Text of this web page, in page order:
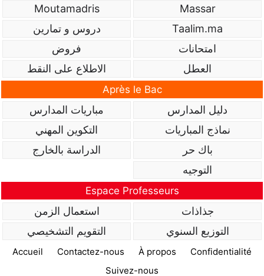
Massar
Moutamadris
Taalim.ma
دروس و تمارين
امتحانات
فروض
العطل
الاطلاع على النقط
Après le Bac
دليل المدارس
مباريات المدارس
نماذج المباريات
التكوين المهني
باك حر
الدراسة بالخارج
التوجيه
Espace Professeurs
جذاذات
استعمال الزمن
التوزيع السنوي
التقويم التشخيصي
Accueil Contactez-nous À propos
Confidentialité
Suivez-nous